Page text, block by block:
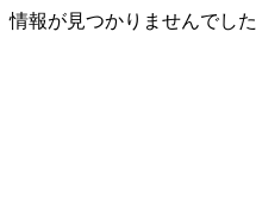
情報が見つかりませんでした